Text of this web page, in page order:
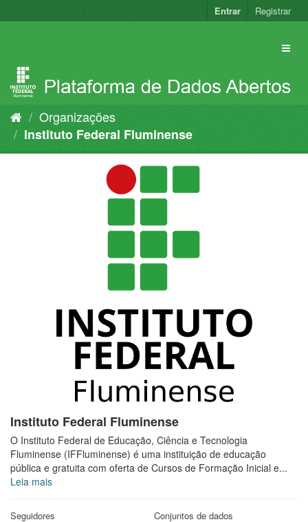
para
Entrar Registrar
Organizações
Instituto Federal Fluminense
Instituto Federal Fluminense
O Instituto Federal de Educação, Ciência e Tecnologia
Fluminense (IFFluminense) é uma instituição de educação
pública e gratuita com oferta de Cursos de Formação Inicial e...
Leia mais
Seguidores Conjuntos de dados